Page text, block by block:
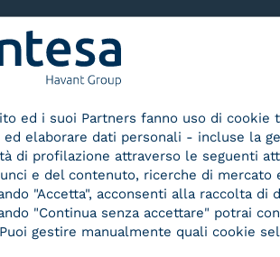
Qualified Trust
Service
ed i suoi Partners fanno uso di
ed elaborare dati personali - incluse la
di profilazione attraverso le seguenti
e del contenuto, ricerche di mercato
"Accetta", acconsenti alla raccolta di
"Continua senza accettare" potrai
gestire manualmente quali cookie